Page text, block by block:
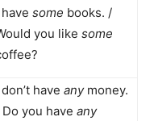
have some books. /
you like some
have anymoney.
Do you have any